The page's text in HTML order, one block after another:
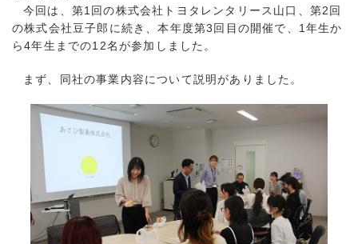
今回は、第1回の株式会社トヨタレンタリース山口、第2回
の株式会社豆子郎に続き、本年度第3回目の開催で、1年生か
ら4年生までの12名が参加しました。
まず、同社の事業内容について説明がありました。